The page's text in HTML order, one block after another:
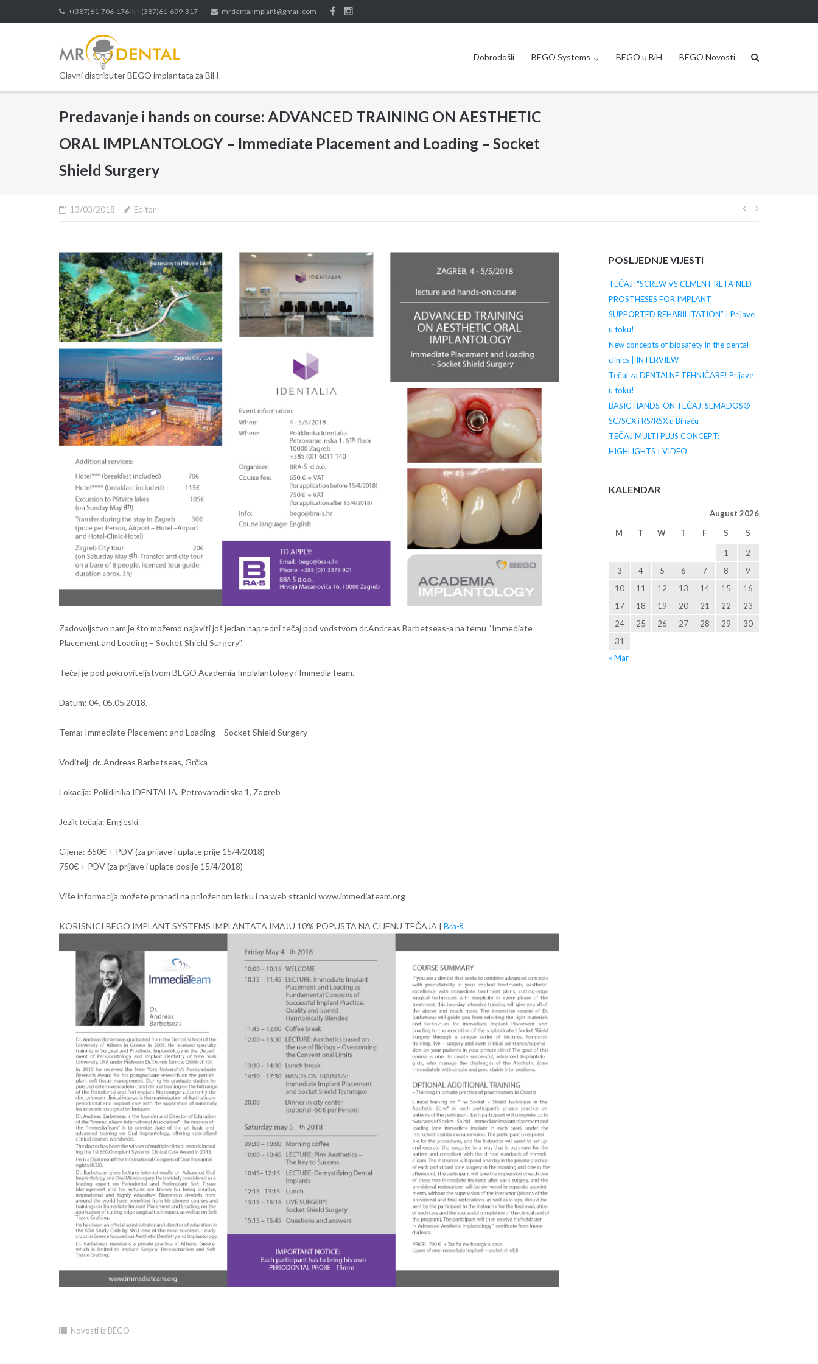
to
+(387)61-706-176 ili +(387)61-699-317 mrdentalimplant@gmail.com
Glavni distributer BEGO implantata za BiH
Dobrodošli BEGO Systems BEGO u BiH BEGO Novosti
Predavanje i hands on course: ADVANCED TRAINING ON AESTHETIC
ORAL IMPLANTOLOGY – Immediate Placement and Loading – Socket
Shield Surgery
13/03/2018 Editor
Zadovoljstvo nam je što možemo najaviti još jedan napredni tečaj pod vodstvom dr.Andreas Barbetseas-a na temu “Immediate
Placement and Loading – Socket Shield Surgery”.
Tečaj je pod pokroviteljstvom BEGO Academia Implalantology i ImmediaTeam.
Datum: 04.-05.05.2018.
Tema: Immediate Placement and Loading – Socket Shield Surgery
Voditelj: dr. Andreas Barbetseas, Grčka
Lokacija: Poliklinika IDENTALIA, Petrovaradinska 1, Zagreb
Jezik tečaja: Engleski
Cijena: 650€ + PDV (za prijave i uplate prije 15/4/2018)
750€ + PDV (za prijave i uplate poslje 15/4/2018)
Više informacija možete pronaći na priloženom letku i na web stranici www.immediateam.org
KORISNICI BEGO IMPLANT SYSTEMS IMPLANTATA IMAJU 10% POPUSTA NA CIJENU TEČAJA | Bra-š
Novosti iz BEGO
POSLJEDNJE VIJESTI
TEČAJ: “SCREW VS CEMENT RETAINED
PROSTHESES FOR IMPLANT
SUPPORTED REHABILITATION” | Prijave
u toku!
New concepts of biosafety in the dental
clinics | INTERVIEW
Tečaj za DENTALNE TEHNIČARE! Prijave
u toku!
BASIC HANDS-ON TEČAJ: SEMADOS®
SC/SCX i RS/RSX u Bihaću
TEČAJ MULTI PLUS CONCEPT:
HIGHLIGHTS | VIDEO
KALENDAR
August 2026
M T W T F S S
1
2
3
4 5 6 7 8
9
10
11 12 13 14 15
16
17
18 19 20 21 22
23
24
25 26 27 28 29
30
31
« Mar